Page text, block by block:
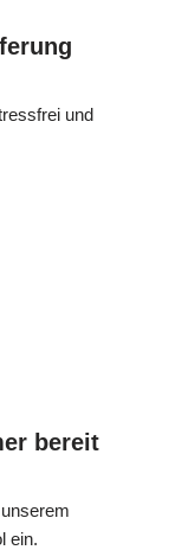
und
bereit
ein.